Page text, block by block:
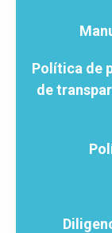
Vivienda
familiar
Titulación
¿Qué es
Plan de
Rendición
Encuesta
Política de
de